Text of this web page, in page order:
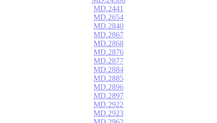
MD.2441
MD.2654
MD.2840
MD.2867
MD.2868
MD.2876
MD.2877
MD.2884
MD.2885
MD.2896
MD.2897
MD.2922
MD.2923